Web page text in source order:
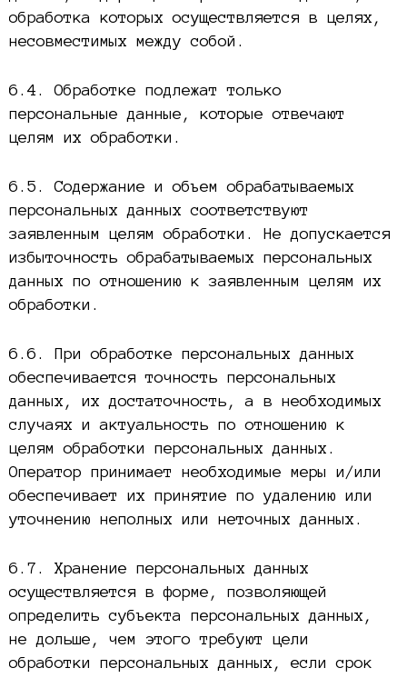
обработка которых осуществляется в целях,
несовместимых между собой.
6.4. Обработке подлежат только
персональные данные, которые отвечают
целям их обработки.
6.5. Содержание и объем обрабатываемых
персональных данных соответствуют
заявленным целям обработки. Не допускается
избыточность обрабатываемых персональных
данных по отношению к заявленным целям их
обработки.
6.6. При обработке персональных данных
обеспечивается точность персональных
данных, их достаточность, а в необходимых
случаях и актуальность по отношению к
целям обработки персональных данных.
Оператор принимает необходимые меры и/или
обеспечивает их принятие по удалению или
уточнению неполных или неточных данных.
6.7. Хранение персональных данных
осуществляется в форме, позволяющей
определить субъекта персональных данных,
не дольше, чем этого требуют цели
обработки персональных данных, если срок